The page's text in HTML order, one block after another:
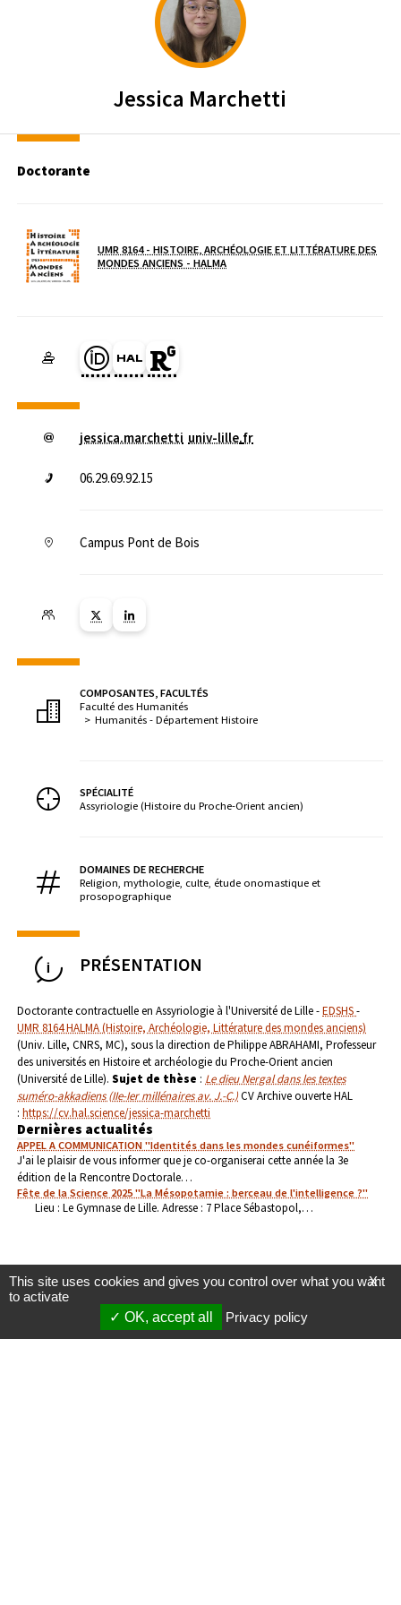
Jessica Marchetti
Doctorante
Laboratoire / équipe
UMR 8164 - HISTOIRE, ARCHÉOLOGIE ET LITTÉRATURE DES
MONDES ANCIENS - HALMA( NOUVELLE FENÊTRE)
Page Orcid du membre (Ouverture dans une nouvelle fenêtre)
HAL jessica-marchetti (Ouverture dans une nouvelle
Page Researchgate du membre (Ouverture dans
jessica.marchetti univ-lille.fr
06.29.69.92.15
Campus Pont de Bois
Lien vers la page X ( Nouvelle fenêtre)
Lien vers la page Linkedin ( Nouvelle fenêtre)
COMPOSANTES, FACULTÉS
Faculté des Humanités
Humanités - Département Histoire
SPÉCIALITÉ
Assyriologie (Histoire du Proche-Orient ancien)
DOMAINES DE RECHERCHE
Religion, mythologie, culte, étude onomastique et
prosopographique
PRÉSENTATION
Doctorante contractuelle en Assyriologie à l'Université de Lille -EDSHS-
UMR 8164 HALMA (Histoire, Archéologie, Littérature des mondes anciens)
(Univ. Lille, CNRS, MC), sous la direction de Philippe ABRAHAMI, Professeur
des universités en Histoire et archéologie du Proche-Orient ancien
(Université de Lille). Sujet de thèse : Le dieu Nergal dans les textes
suméro-akkadiens (IIe-Ier millénaires av. J.-C.)CV Archive ouverte HAL
: https://cv.hal.science/jessica-marchetti
Dernières actualités
APPEL A COMMUNICATION "Identités dans les mondes cunéiformes"
J'ai le plaisir de vous informer que je co-organiserai cette année la 3e
édition de la Rencontre Doctorale…
Fête de la Science 2025 "La Mésopotamie : berceau de l'intelligence ?"
Lieu : Le Gymnase de Lille. Adresse : 7 Place Sébastopol,…
X
This site uses cookies and gives you control over what you want
to activate
OK, accept all
Privacy policy